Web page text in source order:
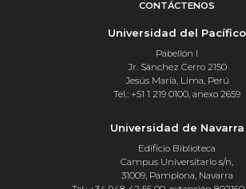
CONTÁCTENOS
Universidad del Pacífico
Pabellón I
Jr. Sánchez Cerro 2150
Jesús María, Lima, Perú
Tel.: +51 1 219 0100, anexo 2659
Universidad de Navarra
Edificio Biblioteca
Campus Universitario s/n,
31009, Pamplona, Navarra